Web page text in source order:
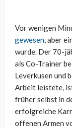
Vor wenigen
gewesen, aber
wurde. Der 70-
als Co-Trainer
Leverkusen und
Arbeit leistete,
früher selbst in
erfolgreiche
offenen Armen